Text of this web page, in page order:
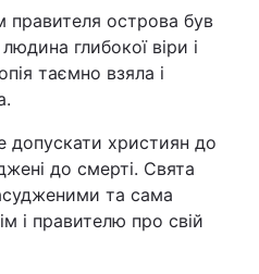
правителя острова був
глибокої віри і
таємно взяла і
допускати християн до
до смерті. Свята
та сама
і правителю про свій